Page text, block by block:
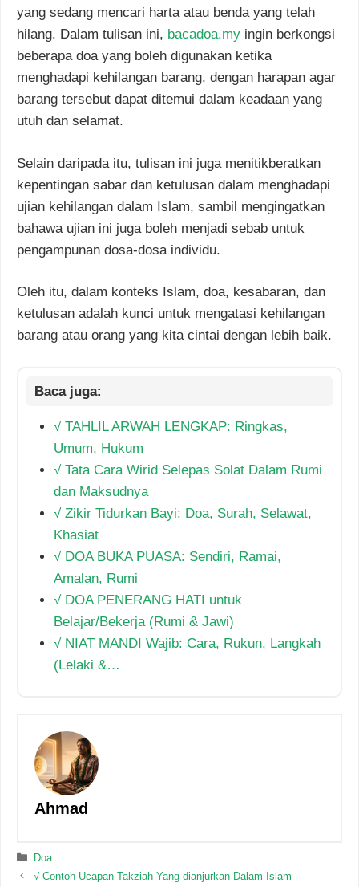
yang sedang mencari harta atau benda yang telah
hilang. Dalam tulisan ini, bacadoa.my ingin berkongsi
beberapa doa yang boleh digunakan ketika
menghadapi kehilangan barang, dengan harapan agar
barang tersebut dapat ditemui dalam keadaan yang
utuh dan selamat.
Selain daripada itu, tulisan ini juga menitikberatkan
kepentingan sabar dan ketulusan dalam menghadapi
ujian kehilangan dalam Islam, sambil mengingatkan
bahawa ujian ini juga boleh menjadi sebab untuk
pengampunan dosa-dosa individu.
Oleh itu, dalam konteks Islam, doa, kesabaran, dan
ketulusan adalah kunci untuk mengatasi kehilangan
barang atau orang yang kita cintai dengan lebih baik.
√ TAHLIL ARWAH LENGKAP: Ringkas,
Umum, Hukum
√ Tata Cara Wirid Selepas Solat Dalam Rumi
dan Maksudnya
√ Zikir Tidurkan Bayi: Doa, Surah, Selawat,
Khasiat
√ DOA BUKA PUASA: Sendiri, Ramai,
Amalan, Rumi
√ DOA PENERANG HATI untuk
Belajar/Bekerja (Rumi & Jawi)
√ NIAT MANDI Wajib: Cara, Rukun, Langkah
(Lelaki &…
Ahmad
Categories
Doa
√ Contoh Ucapan Takziah Yang dianjurkan Dalam Islam